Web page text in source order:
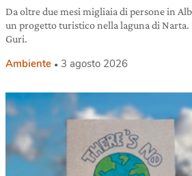
Da oltre due mesi migliaia di persone in
un progetto turistico nella laguna di Narta.
Guri.
Ambiente 3 agosto 2026